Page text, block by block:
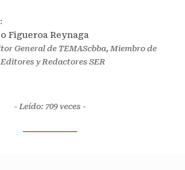
Figueroa Reynaga
General de TEMAScbba, Miembro de
y Redactores SER
- Leído: 709veces -